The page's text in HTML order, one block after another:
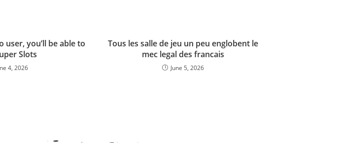
user, you’ll be able to
Slots
4, 2026
Tous les salle de jeu un peu englobent le
mec legal des francais
June 5, 2026